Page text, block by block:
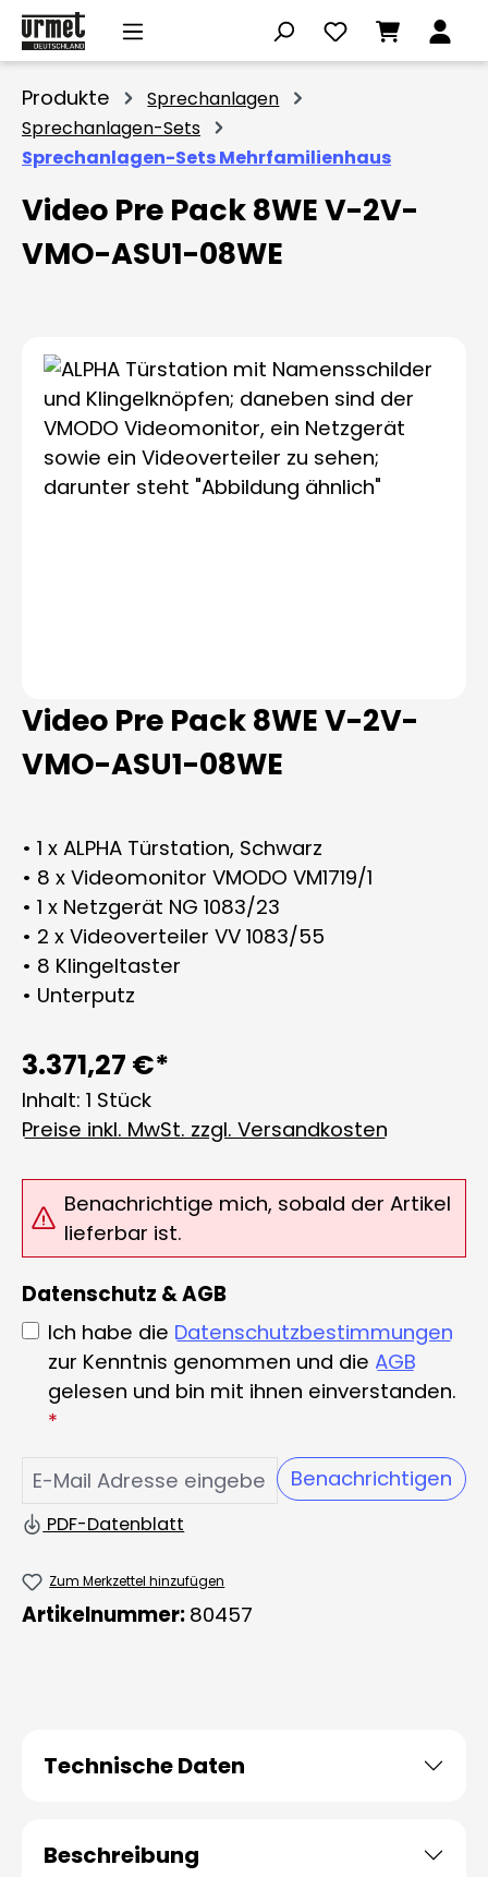
Zum Hauptinhalt springen
Produkte
Sprechanlagen
Sprechanlagen-Sets
Sprechanlagen-Sets Mehrfamilienhaus
Video Pre Pack 8WE V-2V-
VMO-ASU1-08WE
Bildergalerie überspringen
Video Pre Pack 8WE V-2V-
VMO-ASU1-08WE
• 1 x ALPHA Türstation, Schwarz
• 8 x Videomonitor VMODO VM1719/1
• 1 x Netzgerät NG 1083/23
• 2 x Videoverteiler VV 1083/55
• 8 Klingeltaster
• Unterputz
3.371,27 €*
Inhalt: 1 Stück
Preise inkl. MwSt. zzgl. Versandkosten
Benachrichtige mich, sobald der Artikel
lieferbar ist.
Datenschutz & AGB
Ich habe die Datenschutzbestimmungen
zur Kenntnis genommen und die AGB
gelesen und bin mit ihnen einverstanden.
*
Benachrichtigen
PDF-Datenblatt
Zum Merkzettel hinzufügen
Artikelnummer: 80457
Technische Daten
Beschreibung